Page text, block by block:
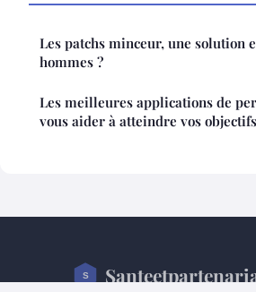
Les patchs minceur, une solution
hommes ?
Les meilleures applications de
vous aider à atteindre vos objectifs